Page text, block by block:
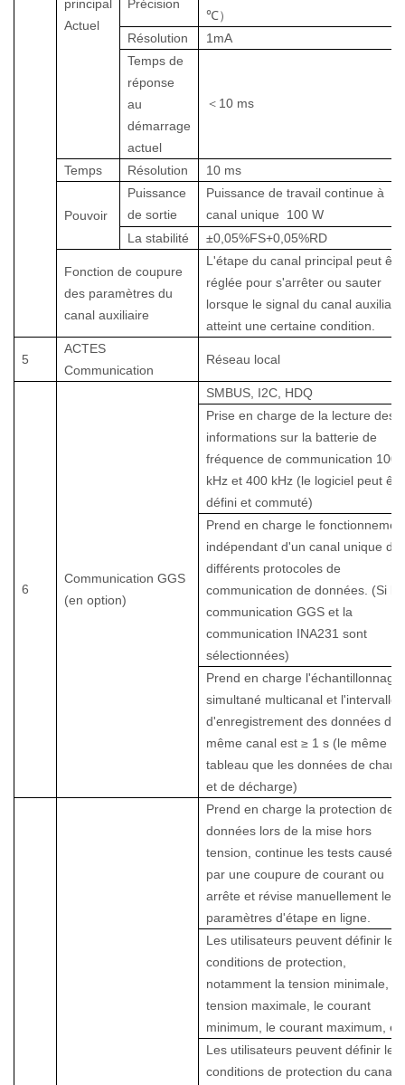
principal
Actuel
Précision
℃）
Résolution
1mA
Temps de
réponse
au
démarrage
actuel
＜ 10 ms
Temps Résolution 10 ms
Pouvoir
Puissance
de sortie
Puissance de travail continue à
canal unique
100 W
La stabilité
±0,05%FS+0,05%RD
Fonction de coupure
des paramètres du
canal auxiliaire
L'étape du canal principal peut
réglée pour s'arrêter ou sauter
lorsque le signal du canal auxiliaire
atteint une certaine condition.
5
ACTES
Communication
Réseau local
6
Communication GGS
(en option)
SMBUS, I2C, HDQ
Prise en charge de la lecture des
informations sur la batterie de
fréquence de communication 100
kHz et 400 kHz (le logiciel peut
défini et commuté)
Prend en charge le
indépendant d'un canal unique de
différents protocoles de
communication de données. (Si la
communication GGS et la
communication INA231 sont
sélectionnées)
Prend en charge l'échantillonnage
simultané multicanal et l'intervalle
d'enregistrement des données du
même canal est ≥ 1 s (le même
tableau que les données de
et de décharge)
Prend en charge la protection des
données lors de la mise hors
tension, continue les tests causés
par une coupure de courant ou
arrête et révise manuellement les
paramètres d'étape en ligne.
Les utilisateurs peuvent définir les
conditions de protection,
notamment la tension minimale, la
tension maximale, le courant
minimum, le courant maximum,
Les utilisateurs peuvent définir les
conditions de protection du canal